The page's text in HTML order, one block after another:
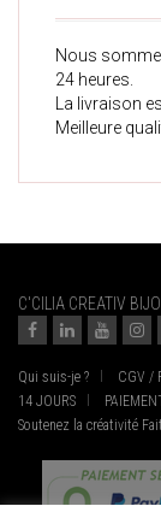
Nous
24 heures.
La livraison
Meilleure
C'CILIA CREATIV
Qui suis-je ? CGV /
14 JOURS
Soutenez la créativité